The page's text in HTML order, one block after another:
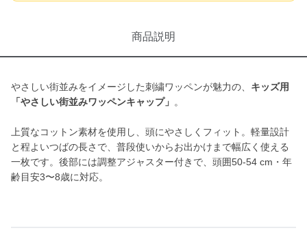
商品説明
やさしい街並みをイメージした刺繍ワッペンが魅力の、 キッズ用
「やさしい街並みワッペンキャップ」 。
上質なコットン素材を使用し、頭にやさしくフィット。軽量設計
と程よいつばの長さで、普段使いからお出かけまで幅広く使える
一枚です。後部には調整アジャスター付きで、頭囲50-54 cm・年
齢目安3〜8歳に対応。